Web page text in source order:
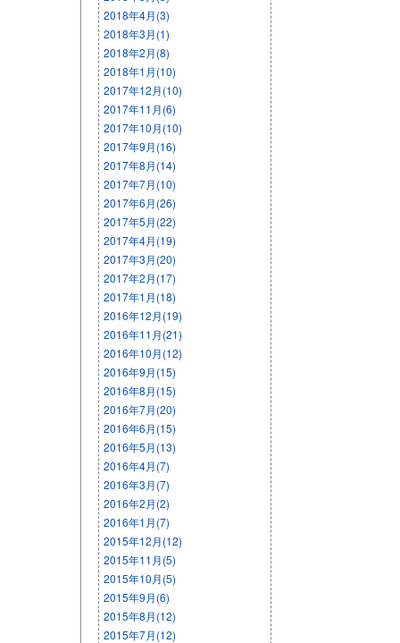
2018年4月(3)
2018年3月(1)
2018年2月(8)
2018年1月(10)
2017年12月(10)
2017年11月(6)
2017年10月(10)
2017年9月(16)
2017年8月(14)
2017年7月(10)
2017年6月(26)
2017年5月(22)
2017年4月(19)
2017年3月(20)
2017年2月(17)
2017年1月(18)
2016年12月(19)
2016年11月(21)
2016年10月(12)
2016年9月(15)
2016年8月(15)
2016年7月(20)
2016年6月(15)
2016年5月(13)
2016年4月(7)
2016年3月(7)
2016年2月(2)
2016年1月(7)
2015年12月(12)
2015年11月(5)
2015年10月(5)
2015年9月(6)
2015年8月(12)
2015年7月(12)